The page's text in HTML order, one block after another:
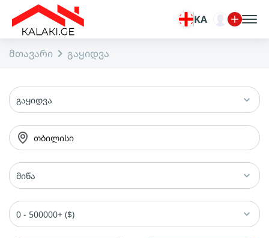
KA
მთავარი გაყიდვა
გაყიდვა
თბილისი
მიწა
0 - 500000+ ($)